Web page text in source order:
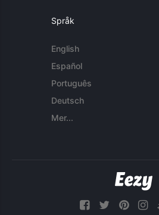
Språk
English
Español
Português
Deutsch
Mer...